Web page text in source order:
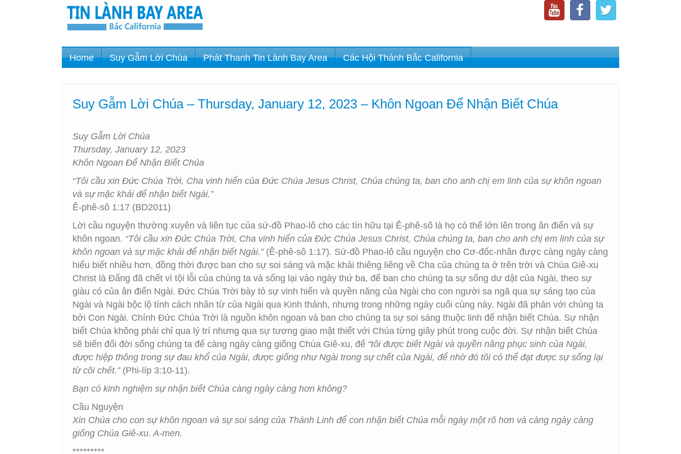
Home Suy Gẫm Lời Chúa Phát Thanh Tin Lành Bay Area Các Hội Thánh Bắc California
Suy Gẫm Lời Chúa – Thursday, January 12, 2023 – Khôn Ngoan Để Nhận Biết Chúa
Suy Gẫm Lời Chúa
Thursday, January 12, 2023
Khôn Ngoan Để Nhận Biết Chúa
“Tôi cầu xin Ðức Chúa Trời, Cha vinh hiển của Ðức Chúa Jesus Christ, Chúa chúng ta, ban cho anh chị em linh của sự khôn ngoan
và sự mặc khải để nhận biết Ngài.”
Ê-phê-sô 1:17 (BD2011)
Lời cầu nguyện thường xuyên và liên tục của sứ-đồ Phao-lô cho các tín hữu tại Ê-phê-sô là họ có thể lớn lên trong ân điển và sự
khôn ngoan. “Tôi cầu xin Ðức Chúa Trời, Cha vinh hiển của Ðức Chúa Jesus Christ, Chúa chúng ta, ban cho anh chị em linh của sự
khôn ngoan và sự mặc khải để nhận biết Ngài.”(Ê-phê-sô 1:17). Sứ-đồ Phao-lô cầu nguyện cho Cơ-đốc-nhân được càng ngày càng
hiểu biết nhiều hơn, đồng thời được ban cho sự soi sáng và mặc khải thiêng liêng về Cha của chúng ta ở trên trời và Chúa Giê-xu
Christ là Đấng đã chết vì tội lỗi của chúng ta và sống lại vào ngày thứ ba, để ban cho chúng ta sự sống dư dật của Ngài, theo sự
giàu có của ân điển Ngài. Đức Chúa Trời bày tỏ sự vinh hiển và quyền năng của Ngài cho con người sa ngã qua sự sáng tạo của
Ngài và Ngài bộc lộ tính cách nhân từ của Ngài qua Kinh thánh, nhưng trong những ngày cuối cùng này, Ngài đã phán với chúng ta
bởi Con Ngài. Chính Đức Chúa Trời là nguồn khôn ngoan và ban cho chúng ta sự soi sáng thuộc linh để nhận biết Chúa. Sự nhận
biết Chúa không phải chỉ qua lý trí nhưng qua sự tương giao mật thiết với Chúa từng giây phút trong cuộc đời. Sự nhận biết Chúa
sẽ biến đổi đời sống chúng ta để càng ngày càng giống Chúa Giê-xu, để “tôi được biết Ngài và quyền năng phục sinh của Ngài,
được hiệp thông trong sự đau khổ của Ngài, được giống như Ngài trong sự chết của Ngài, để nhờ đó tôi có thể đạt được sự sống lại
từ cõi chết.”(Phi-líp 3:10-11).
Bạn có kinh nghiệm sự nhận biết Chúa càng ngày càng hơn không?
Cầu Nguyện
Xin Chúa cho con sự khôn ngoan và sự soi sáng của Thánh Linh để con nhận biết Chúa mỗi ngày một rõ hơn và càng ngày càng
giống Chúa Giê-xu. A-men.
*********